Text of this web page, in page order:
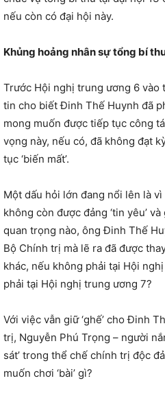
nếu còn có đại hội này.
Khủng hoảng nhân sự tổng bí
Trước Hội nghị trung ương 6 vào
tin cho biết Đinh Thế Huynh đã
mong muốn được tiếp tục công
vọng này, nếu có, đã không đạt
tục ‘biến mất’.
Một dấu hỏi lớn đang nổi lên là
không còn được đảng ‘tin yêu’
quan trọng nào, ông Đinh Thế
Bộ Chính trị mà lẽ ra đã được
khác, nếu không phải tại Hội
phải tại Hội nghị trung ương 7?
Với việc vẫn giữ ‘ghế’ cho Đinh
trị, Nguyễn Phú Trọng – người
sát’ trong thể chế chính trị độc
muốn chơi ‘bài’ gì?